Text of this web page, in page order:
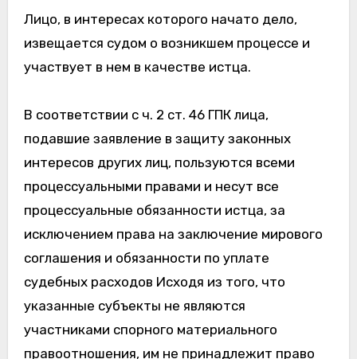
Лицо, в интересах которого начато дело,
извещается судом о возникшем процессе и
участвует в нем в качестве истца.
В соответствии с ч. 2 ст. 46 ГПК лица,
подавшие заявление в защиту законных
интересов других лиц, пользуются всеми
процессуальными правами и несут все
процессуальные обязанности истца, за
исключением права на заключение мирового
соглашения и обязанности по уплате
судебных расходов Исходя из того, что
указанные субъекты не являются
участниками спорного материального
правоотношения, им не принадлежит право